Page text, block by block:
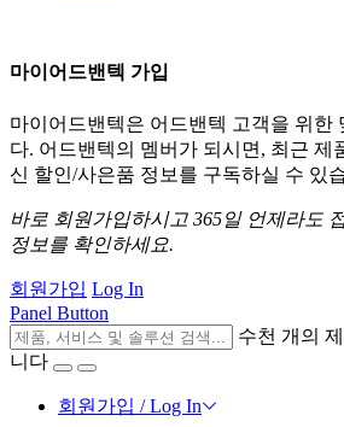
마이어드밴텍 가입
마이어드밴텍은 어드밴텍 고객을 위한
다. 어드밴텍의 멤버가 되시면, 최근 제
신 할인/사은품 정보를 구독하실 수 있
바로 회원가입하시고 365일 언제라도
정보를 확인하세요.
회원가입 Log In
Panel Button
수천 개의
니다
회원가입 / Log In